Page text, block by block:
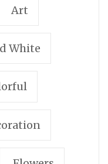
Art
White